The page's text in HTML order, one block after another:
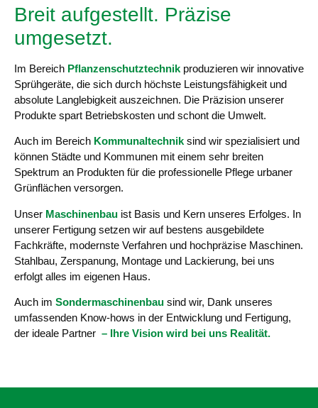
Breit aufgestellt. Präzise
umgesetzt.
Im Bereich Pflanzenschutztechnik produzieren wir innovative
Sprühgeräte, die sich durch höchste Leistungsfähigkeit und
absolute Langlebigkeit auszeichnen. Die Präzision unserer
Produkte spart Betriebskosten und schont die Umwelt.
Auch im Bereich Kommunaltechnik sind wir spezialisiert und
können Städte und Kommunen mit einem sehr breiten
Spektrum an Produkten für die professionelle Pflege urbaner
Grünflächen versorgen.
Unser Maschinenbau ist Basis und Kern unseres Erfolges. In
unserer Fertigung setzen wir auf bestens ausgebildete
Fachkräfte, modernste Verfahren und hochpräzise Maschinen.
Stahlbau, Zerspanung, Montage und Lackierung, bei uns
erfolgt alles im eigenen Haus.
Auch im Sondermaschinenbau sind wir, Dank unseres
umfassenden Know-hows in der Entwicklung und Fertigung,
der ideale Partner – Ihre Vision wird bei uns Realität.